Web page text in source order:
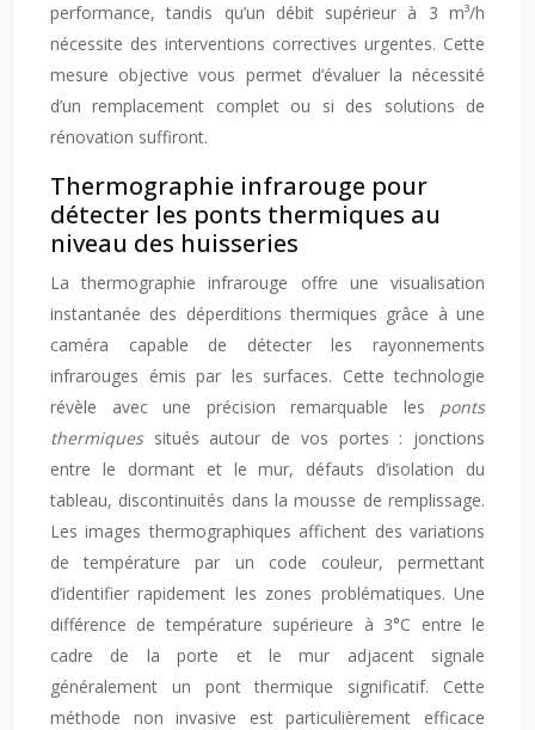
performance, tandis qu’un débit supérieur à 3 m³/h
nécessite des interventions correctives urgentes. Cette
mesure objective vous permet d’évaluer la nécessité
d’un remplacement complet ou si des solutions de
rénovation suffiront.
Thermographie infrarouge pour
détecter les ponts thermiques au
niveau des huisseries
La thermographie infrarouge offre une visualisation
instantanée des déperditions thermiques grâce à une
caméra capable de détecter les rayonnements
infrarouges émis par les surfaces. Cette technologie
révèle avec une précision remarquable les ponts
thermiquessitués autour de vos portes : jonctions
entre le dormant et le mur, défauts d’isolation du
tableau, discontinuités dans la mousse de remplissage.
Les images thermographiques affichent des variations
de température par un code couleur, permettant
d’identifier rapidement les zones problématiques. Une
différence de température supérieure à 3°C entre le
cadre de la porte et le mur adjacent signale
généralement un pont thermique significatif. Cette
méthode non invasive est particulièrement efficace